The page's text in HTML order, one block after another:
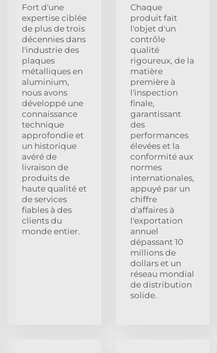
Fort d'une
expertise ciblée
de plus de trois
décennies dans
l'industrie des
plaques
métalliques en
aluminium,
nous avons
développé une
connaissance
technique
approfondie et
un historique
avéré de
livraison de
produits de
haute qualité et
de services
fiables à des
clients du
monde entier.
Chaque
produit fait
l'objet d'un
contrôle
qualité
rigoureux, de la
matière
première à
l'inspection
finale,
garantissant
des
performances
élevées et la
conformité aux
normes
internationales,
appuyé par un
chiffre
d'affaires à
l'exportation
annuel
dépassant 10
millions de
dollars et un
réseau mondial
de distribution
solide.